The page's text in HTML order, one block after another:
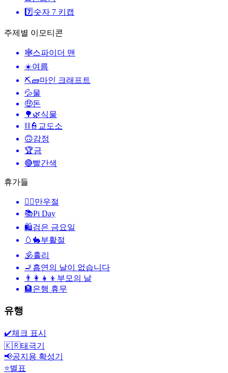
7️⃣ 숫자 7 키캡
주제별 이모티콘
🕸️스파이더 맨
☀️여름
⛏🧱마인 크래프트
💦물
🤑돈
🌳🌿식물
⛓️👮 교도소
🙃감정
🏆금
🔴빨간색
휴가들
🙆‍♂️만우절
📚Pi Day
🛍검은 금요일
🥚🐇부활절
🕉홀리
🚬 흡연의 날이 없습니다
👨‍👩‍👧‍👦 부모의 날
🏦은행 휴무
유행
✔️체크 표시
🇰🇷태극기
📢공지용 확성기
⭐별표